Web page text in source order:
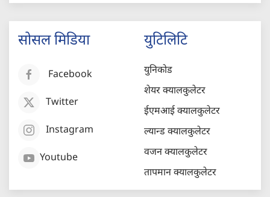
सोसल मिडिया
Facebook
Twitter
Instagram
Youtube
युटिलिटि
युनिकोड
शेयर क्यालकुलेटर
ईएमआई क्यालकुलेटर
ल्यान्ड क्यालकुलेटर
वजन क्यालकुलेटर
तापमान क्यालकुलेटर